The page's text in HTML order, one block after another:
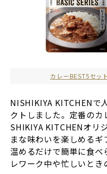
カレーBEST5セッ
NISHIKIYA KITCHENで
クトしました。定番の
SHIKIYA KITCHENオリ
まな味わいを楽しめるギ
温めるだけで簡単に食
レワーク中や忙しいとき